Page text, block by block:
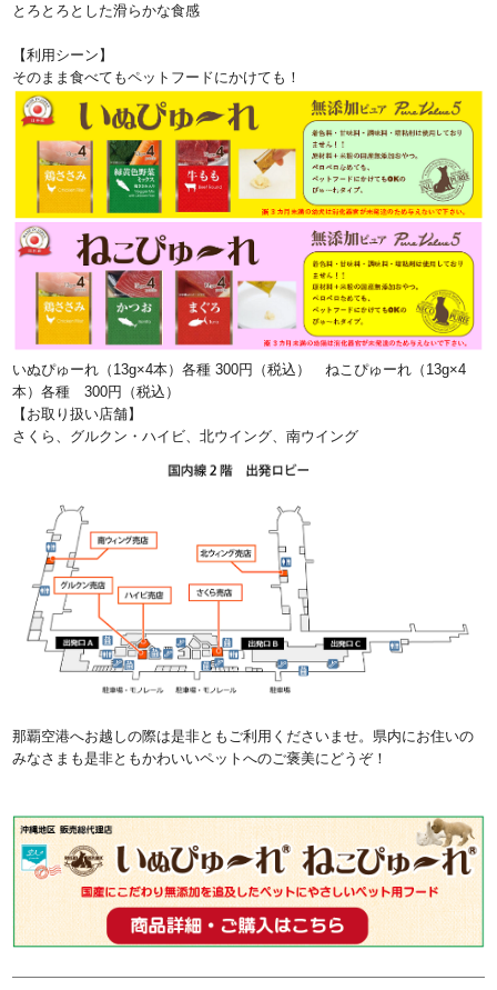
とろとろとした滑らかな食感
【利用シーン】
そのまま食べてもペットフードにかけても！
いぬぴゅーれ（13g×4本）各種 300円（税込） ねこぴゅーれ（13g×4
本）各種 300円（税込）
【お取り扱い店舗】
さくら、グルクン・ハイビ、北ウイング、南ウイング
那覇空港へお越しの際は是非ともご利用くださいませ。県内にお住いの
みなさまも是非ともかわいいペットへのご褒美にどうぞ！